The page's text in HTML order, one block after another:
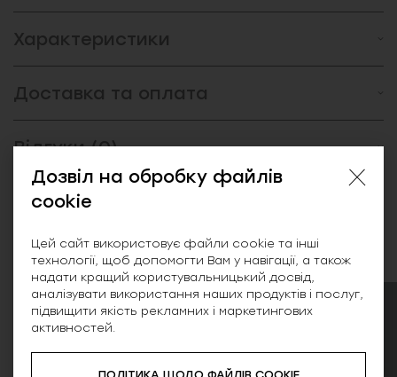
Характеристики
Доставка та оплата
Відгуки (0)
Схожі товари
NEW
Дозвіл на обробку файлів
cookie
Цей сайт використовує файли cookie та інші
технології, щоб допомогти Вам у навігації, а також
надати кращий користувальницький досвід,
аналізувати використання наших продуктів і послуг,
підвищити якість рекламних і маркетингових
активностей.